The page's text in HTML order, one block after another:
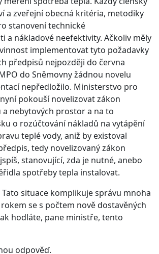
a zveřejní obecná kritéria, metodiky
stanovení technické
a nákladové neefektivity. Ačkoliv měly
implementovat tyto požadavky
předpisů nejpozději do června
do Sněmovny žádnou novelu
nepředložilo. Ministerstvo pro
pokouší novelizovat zákon
a nebytových prostor a na to
o rozúčtování nákladů na vytápění
teplé vody, aniž by existoval
tedy novelizovaný zákon
stanovující, zda je nutné, anebo
spotřeby tepla instalovat.
situace komplikuje správu mnoha
se s počtem nově dostavěných
hodláte, pane ministře, tento
odpověď.